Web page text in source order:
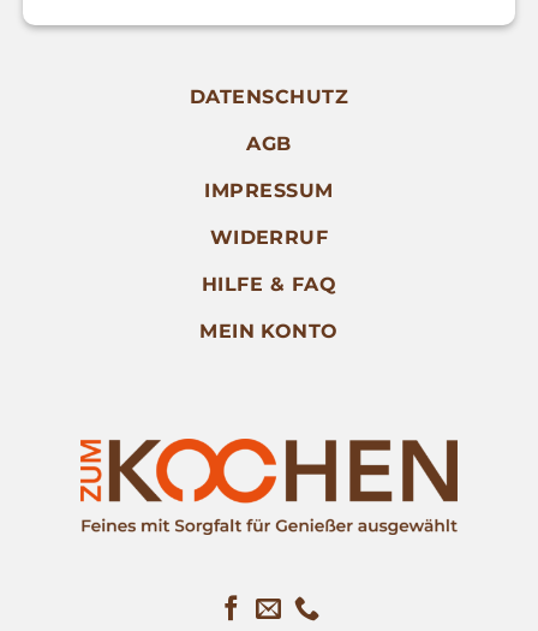
DATENSCHUTZ
AGB
IMPRESSUM
WIDERRUF
HILFE & FAQ
MEIN KONTO